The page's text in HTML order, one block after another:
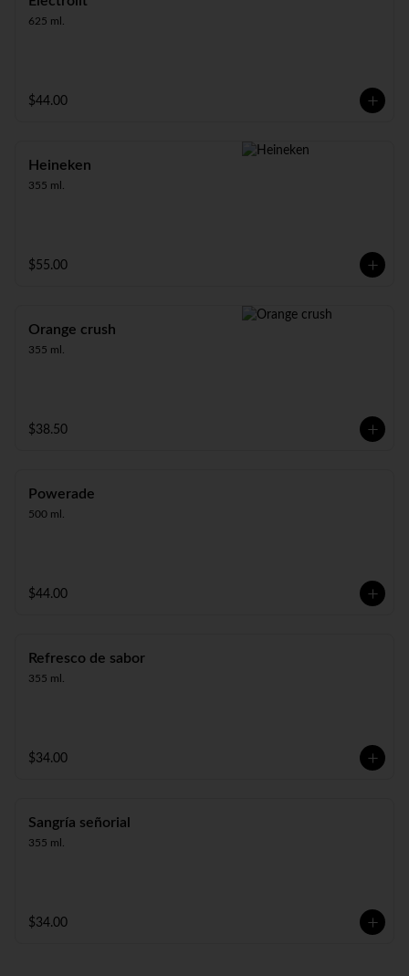
625 ml.
$44.00
Heineken
355 ml.
$55.00
Orange crush
355 ml.
$38.50
Powerade
500 ml.
$44.00
Refresco de sabor
355 ml.
$34.00
Sangría señorial
355 ml.
$34.00